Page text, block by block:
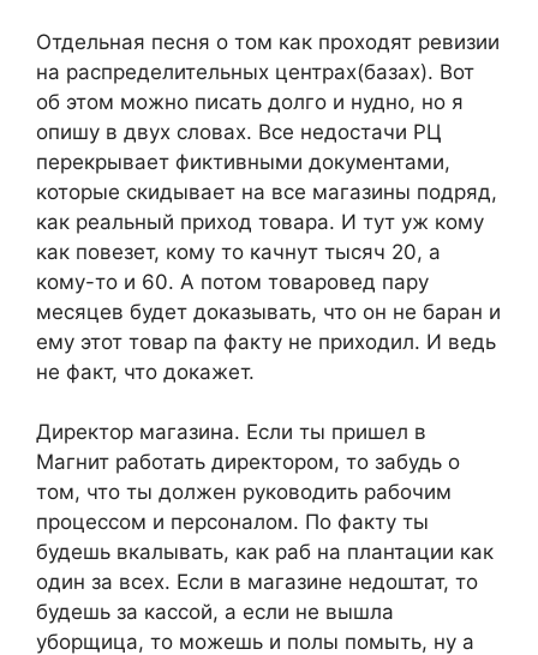
Отдельная песня о том как проходят ревизии
на распределительных центрах(базах). Вот
об этом можно писать долго и нудно, но я
опишу в двух словах. Все недостачи РЦ
перекрывает фиктивными документами,
которые скидывает на все магазины подряд,
как реальный приход товара. И тут уж кому
как повезет, кому то качнут тысяч 20, а
кому-то и 60. А потом товаровед пару
месяцев будет доказывать, что он не баран и
ему этот товар па факту не приходил. И ведь
не факт, что докажет.
Директор магазина. Если ты пришел в
Магнит работать директором, то забудь о
том, что ты должен руководить рабочим
процессом и персоналом. По факту ты
будешь вкалывать, как раб на плантации как
один за всех. Если в магазине недоштат, то
будешь за кассой, а если не вышла
уборщица, то можешь и полы помыть, ну а